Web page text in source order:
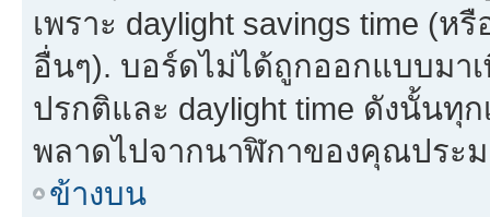
เพราะ daylight savings time (ห
อื่นๆ). บอร์ดไม่ได้ถูกออกแบบมา
ปรกติและ daylight time ดังนั้นทุ
พลาดไปจากนาฬิกาของคุณประ
ข้างบน